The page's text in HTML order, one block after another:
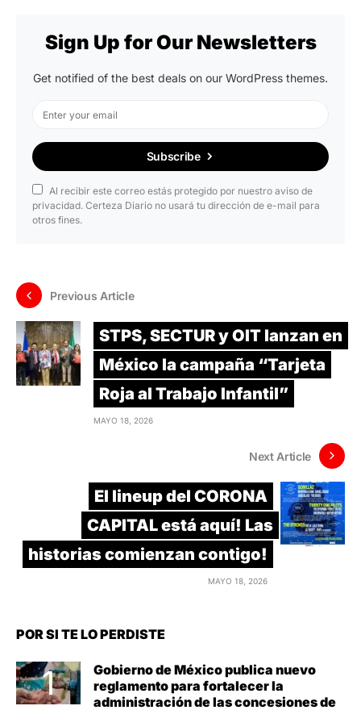
Sign Up for Our Newsletters
Get notified of the best deals on our WordPress themes.
Subscribe
Al recibir este correo estás protegido por nuestro aviso de
privacidad. Certeza Diario no usará tu dirección de e-mail para
otros fines.
Previous Article
STPS, SECTUR y OIT lanzan en
México la campaña “Tarjeta
Roja al Trabajo Infantil”
MAYO 18, 2026
Next Article
El lineup del CORONA
CAPITAL está aquí! Las
historias comienzan contigo!
MAYO 18, 2026
POR SI TE LO PERDISTE
Gobierno de México publica nuevo
reglamento para fortalecer la
administración de las concesiones de